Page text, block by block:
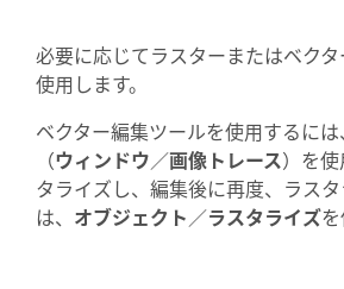
必要に応じてラスターまたはベク
使用します。
ベクター編集ツールを使用するには、
（ウィンドウ／画像トレース）を
タライズし、編集後に再度、ラス
は、 オブジェクト／ラスタライズ